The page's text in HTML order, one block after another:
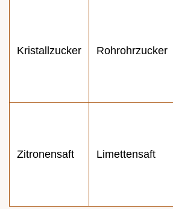
Kristallzucker Rohrohrzucker
Zitronensaft Limettensaft